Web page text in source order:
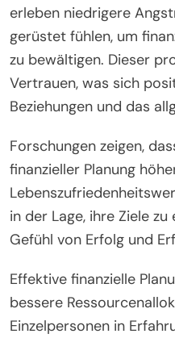
erleben niedrigere
gerüstet fühlen, um
zu bewältigen. Dieser
Vertrauen, was sich
Beziehungen und das
Forschungen zeigen,
finanzieller Planung
in der Lage, ihre Ziele
Gefühl von Erfolg und
Effektive finanzielle
bessere
Einzelpersonen in